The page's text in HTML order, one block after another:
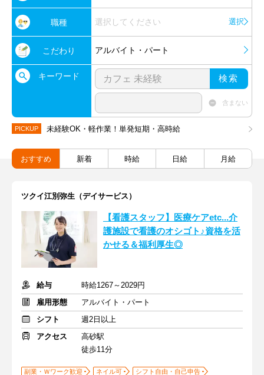
職種 選択してください 選択
こだわり アルバイト・パート
キーワード 検索
含まない
PICKUP 未経験OK・軽作業！単発短期・高時給
おすすめ 新着 時給 日給 月給
ツクイ江別弥生（デイサービス）
【看護スタッフ】医療ケアetc...介
護施設で看護のオシゴト♪資格を活
かせる＆福利厚生◎
給与
時給1267～2029円
雇用形態
アルバイト・パート
シフト
週2日以上
アクセス
高砂駅
徒歩11分
副業・Ｗワーク歓迎 ネイル可
シフト自由・自己申告